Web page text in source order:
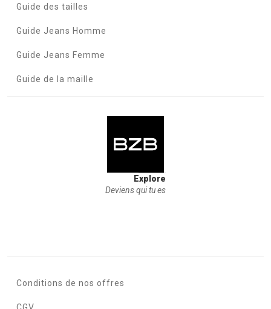
Guide des tailles
Guide Jeans Homme
Guide Jeans Femme
Guide de la maille
Explore
Deviens qui tu es
Conditions de nos offres